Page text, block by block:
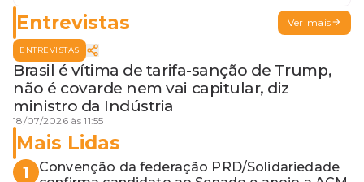
Entrevistas Ver mais
ENTREVISTAS
Brasil é vítima de tarifa-sanção de Trump,
não é covarde nem vai capitular, diz
ministro da Indústria
18/07/2026 às 11:55
Mais Lidas
1
Convenção da federação PRD/Solidariedade